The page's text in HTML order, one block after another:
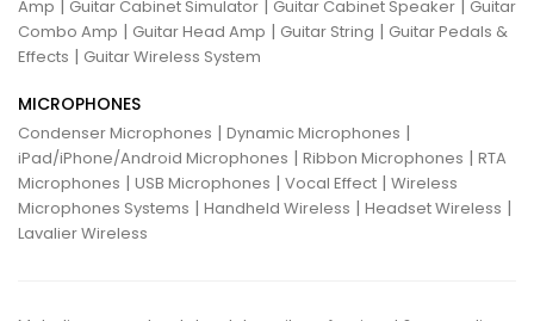
Amp | Guitar Cabinet Simulator | Guitar Cabinet Speaker | Guitar
Combo Amp | Guitar Head Amp | Guitar String | Guitar Pedals &
Effects | Guitar Wireless System
MICROPHONES
Condenser Microphones | Dynamic Microphones |
iPad/iPhone/Android Microphones | Ribbon Microphones | RTA
Microphones | USB Microphones | Vocal Effect | Wireless
Microphones Systems | Handheld Wireless | Headset Wireless |
Lavalier Wireless